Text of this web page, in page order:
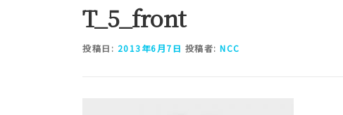
T_5_front
投稿日: 2013年6月7日 投稿者: NCC